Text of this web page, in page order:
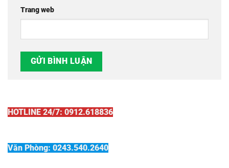
Trang web
HOTLINE 24/7: 0912.618836
Văn Phòng: 0243.540.2640